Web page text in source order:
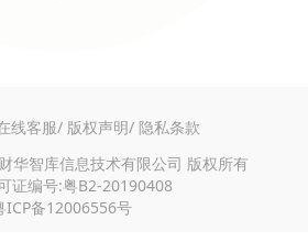
线客服/ 版权声明/ 隐私条款
华智库信息技术有限公司 版权所有
证编号:粤B2-20190408
ICP备12006556号